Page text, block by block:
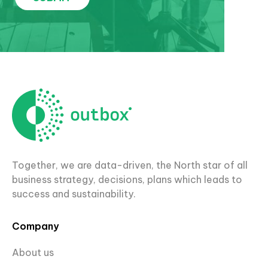
Together, we are data-driven, the North star of all
business strategy, decisions, plans which leads to
success and sustainability.
Company
About us